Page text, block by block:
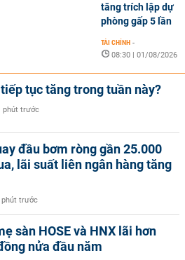
tăng trích lập dự
phòng gấp 5 lần
TÀI CHÍNH -
08:30 | 01/08/2026
tục tăng trong tuần này?
phút trước
đầu bơm ròng gần 25.000
lãi suất liên ngân hàng tăng
phút trước
sàn HOSE và HNX lãi hơn
nửa đầu năm